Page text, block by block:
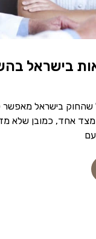
בישראל
שהחוק בישראל
אחד, כמובן שלא